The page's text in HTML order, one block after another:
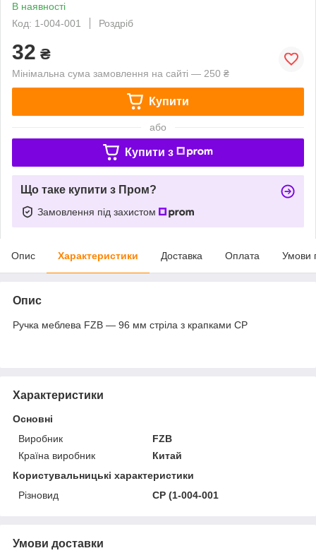
В наявності
Код: 1-004-001
Роздріб
32 ₴
Мінімальна сума замовлення на сайті — 250 ₴
Купити
або
Купити з
Що таке купити з Пром?
Замовлення під захистом
Опис Характеристики Доставка Оплата Умови
Опис
Ручка меблева FZB — 96 мм стріла з крапками CP
Характеристики
Основні
Виробник
FZB
Країна виробник
Китай
Користувальницькі характеристики
Різновид
CP (1-004-001
Умови доставки